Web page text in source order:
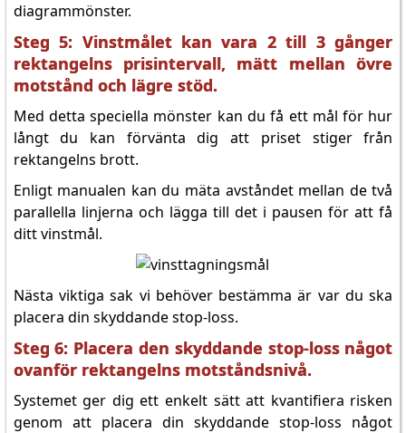
diagrammönster.
Steg 5: Vinstmålet kan vara 2 till 3 gånger
rektangelns prisintervall, mätt mellan övre
motstånd och lägre stöd.
Med detta speciella mönster kan du få ett mål för hur
långt du kan förvänta dig att priset stiger från
rektangelns brott.
Enligt manualen kan du mäta avståndet mellan de två
parallella linjerna och lägga till det i pausen för att få
ditt vinstmål.
Nästa viktiga sak vi behöver bestämma är var du ska
placera din skyddande stop-loss.
Steg 6: Placera den skyddande stop-loss något
ovanför rektangelns motståndsnivå.
Systemet ger dig ett enkelt sätt att kvantifiera risken
genom att placera din skyddande stop-loss något